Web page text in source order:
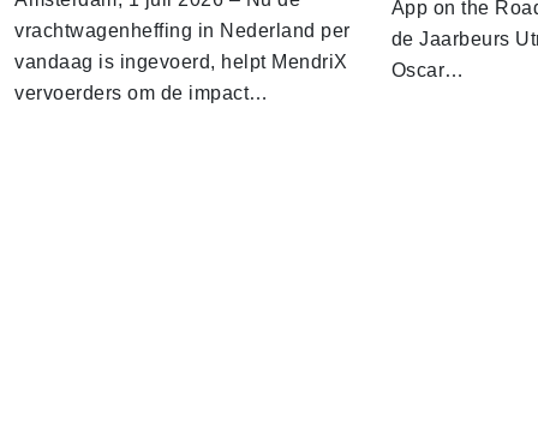
vrachtwagenheffing in Nederland per
vandaag is ingevoerd, helpt MendriX
vervoerders om de impact…
App on the
de Jaarbeurs
Oscar…